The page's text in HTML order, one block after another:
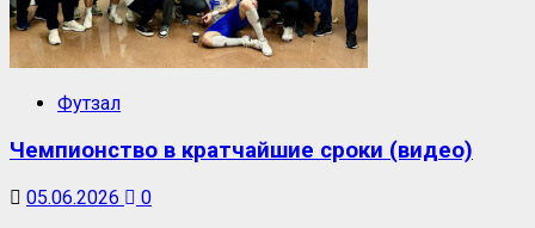
Футзал
Чемпионство в кратчайшие сроки (видео)
05.06.2026 0